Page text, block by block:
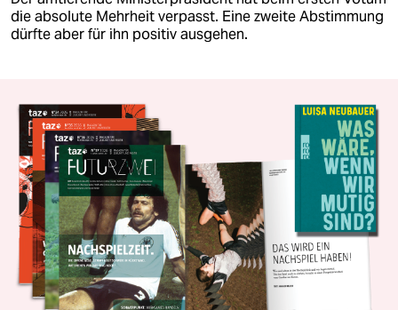
die absolute Mehrheit verpasst. Eine zweite Abstimmung
dürfte aber für ihn positiv ausgehen.